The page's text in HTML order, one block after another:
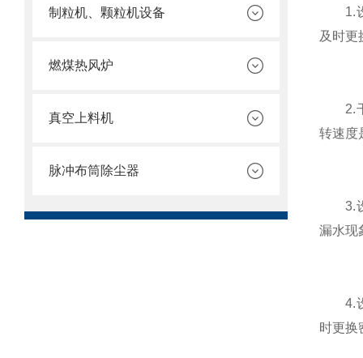
制粒机、颗粒机设备
燃煤热风炉
真空上料机
脉冲布筒除尘器
1.设
及时更
2.干
转速度
3.设
漏水现
4.设
时更换